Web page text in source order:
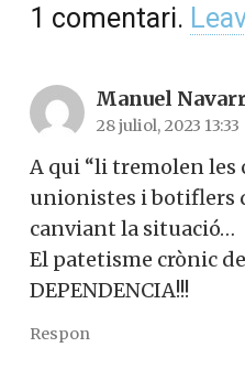
1 comentari.
Manuel
28 juliol, 2023 13:33
A qui “li tremolen les
unionistes i botiflers
canviant la situació…
El patetisme crònic
DEPENDENCIA!!!
Respon